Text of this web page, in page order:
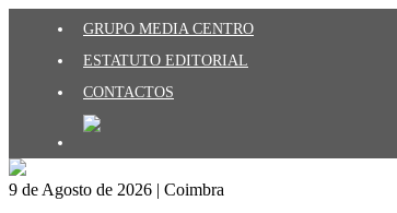
GRUPO MEDIA CENTRO
ESTATUTO EDITORIAL
CONTACTOS
9 de Agosto de 2026 | Coimbra